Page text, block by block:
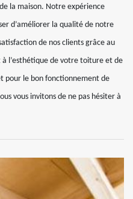
la maison. Notre expérience
d’améliorer la qualité de notre
de nos clients grâce au
l’esthétique de votre toiture et de
pour le bon fonctionnement de
vous invitons de ne pas hésiter à